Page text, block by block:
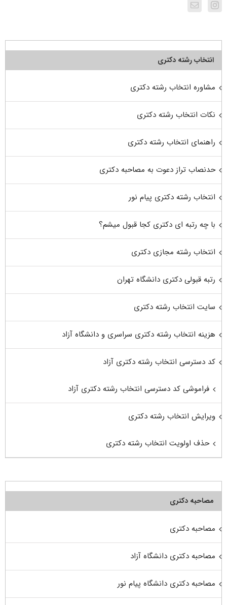
انتخاب رشته دکتری
مشاوره انتخاب رشته دکتری
نکات انتخاب رشته دکتری
راهنمای انتخاب رشته دکتری
حدنصاب تراز دعوت به مصاحبه دکتری
انتخاب رشته دکتری پیام نور
با چه رتبه ای دکتری کجا قبول میشم؟
انتخاب رشته مجازی دکتری
رتبه قبولی دکتری دانشگاه تهران
سایت انتخاب رشته دکتری
هزینه انتخاب رشته دکتری سراسری و دانشگاه آزاد
کد دسترسی انتخاب رشته دکتری آزاد
فراموشی کد دسترسی انتخاب رشته دکتری آزاد
ویرایش انتخاب رشته دکتری
حذف اولویت انتخاب رشته دکتری
مصاحبه دکتری
مصاحبه دکتری
مصاحبه دکتری دانشگاه آزاد
مصاحبه دکتری دانشگاه پیام نور